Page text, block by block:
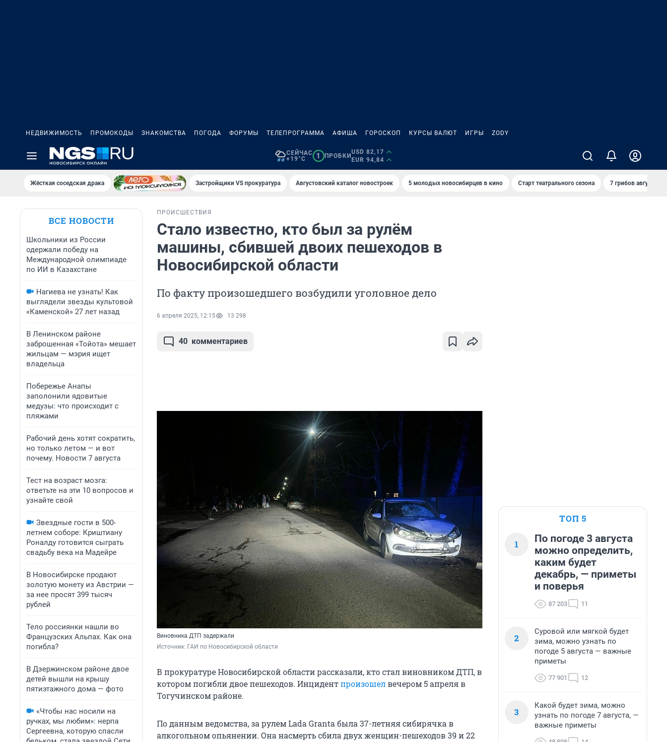
НЕДВИЖИМОСТЬ ПРОМОКОДЫ ЗНАКОМСТВА ПОГОДА ФОРУМЫ ТЕЛЕПРОГРАММА АФИША ГОРОСКОП КУРСЫ ВАЛЮТ ИГРЫ ZODY
СЕЙЧАС
+19°C
1 ПРОБКИ
USD 82,17
EUR 94,84
Жёсткая соседская драка Застройщики VS прокуратура Августовский каталог новостроек 5 молодых новосибирцев в кино Старт театрального сезона 7 грибов августа
ВСЕ НОВОСТИ
Школьники из России
одержали победу на
Международной олимпиаде
по ИИ в Казахстане
Нагиева не узнать! Как
выглядели звезды культовой
«Каменской» 27 лет назад
В Ленинском районе
заброшенная «Тойота» мешает
жильцам — мэрия ищет
владельца
Побережье Анапы
заполонили ядовитые
медузы: что происходит с
пляжами
Рабочий день хотят сократить,
но только летом — и вот
почему. Новости 7 августа
Тест на возраст мозга:
ответьте на эти 10 вопросов и
узнайте свой
Звездные гости в 500-
летнем соборе: Криштиану
Роналду готовится сыграть
свадьбу века на Мадейре
В Новосибирске продают
золотую монету из Австрии —
за нее просят 399 тысяч
рублей
Тело россиянки нашли во
Французских Альпах. Как она
погибла?
В Дзержинском районе двое
детей вышли на крышу
пятиэтажного дома — фото
«Чтобы нас носили на
ручках, мы любим»: нерпа
Сергеевна, которую спасли
ПРОИСШЕСТВИЯ
Стало известно, кто был за рулём
машины, сбившей двоих пешеходов в
Новосибирской области
По факту произошедшего возбудили уголовное дело
6 апреля 2025, 12:15 13 298
40 комментариев
Виновника ДТП задержали
Источник: ГАИ по Новосибирской области
В прокуратуре Новосибирской области рассказали, кто стал виновником ДТП, в
котором погибли двое пешеходов. Инцидентпроизошелвечером 5 апреля в
Тогучинском районе.
По данным ведомства, за рулем Lada Granta была 37-летняя сибирячка в
алкогольном опьянении. Она насмерть сбила двух женщин-пешеходов 39 и 22
ТОП 5
1
По погоде 3 августа
можно определить,
каким будет
декабрь, — приметы
и поверья
87 203 11
2
Суровой или мягкой будет
зима, можно узнать по
погоде 5 августа — важные
приметы
77 901 12
3
Какой будет зима, можно
узнать по погоде 7 августа, —
важные приметы